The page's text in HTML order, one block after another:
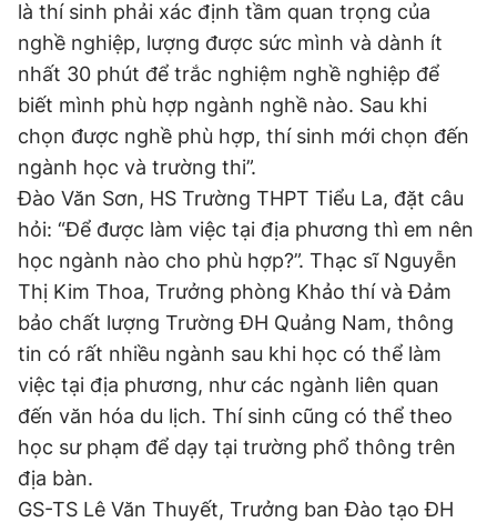
là thí sinh phải xác định tầm quan trọng của
nghề nghiệp, lượng được sức mình và dành ít
nhất 30 phút để trắc nghiệm nghề nghiệp để
biết mình phù hợp ngành nghề nào. Sau khi
chọn được nghề phù hợp, thí sinh mới chọn đến
ngành học và trường thi”.
Đào Văn Sơn, HS Trường THPT Tiểu La, đặt câu
hỏi: “Để được làm việc tại địa phương thì em nên
học ngành nào cho phù hợp?”. Thạc sĩ Nguyễn
Thị Kim Thoa, Trưởng phòng Khảo thí và Đảm
bảo chất lượng Trường ĐH Quảng Nam, thông
tin có rất nhiều ngành sau khi học có thể làm
việc tại địa phương, như các ngành liên quan
đến văn hóa du lịch. Thí sinh cũng có thể theo
học sư phạm để dạy tại trường phổ thông trên
địa bàn.
GS-TS Lê Văn Thuyết, Trưởng ban Đào tạo ĐH